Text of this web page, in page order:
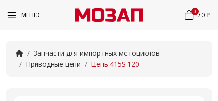
МЕНЮ 0 /0 ₽
Запчасти для импортных мотоциклов
Приводные цепи
Цепь 415S 120